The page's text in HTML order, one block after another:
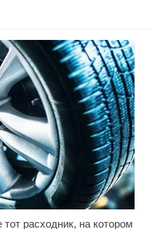
расходник, на котором
i
видео пересмотришь не